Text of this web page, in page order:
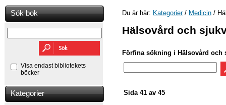
Sök bok
Visa endast bibliotekets
böcker
Kategorier
Du är här: Kategorier/ Medicin /
Hälsovård och
Förfina sökning i Hälsovård och
Sida 41 av 45